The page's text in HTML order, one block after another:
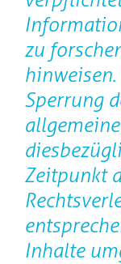
zu
Sperrung
Zeitpunkt
Inhalte